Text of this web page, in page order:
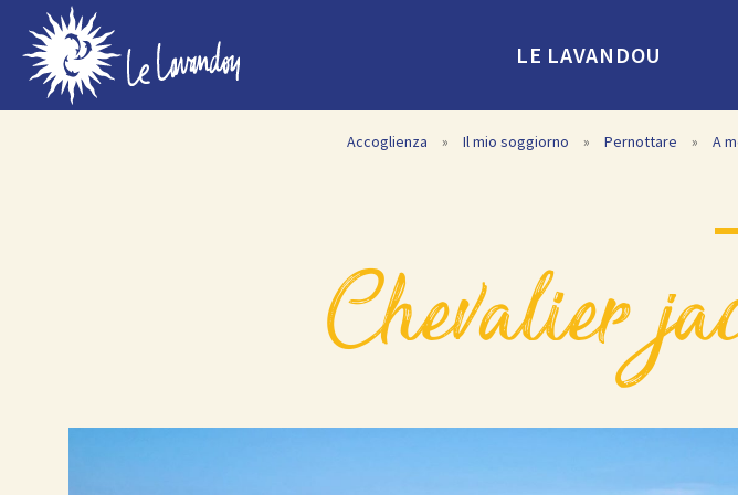
LE LAVANDOU
Accoglienza » Il mio soggiorno » Pernottare » A
chevalier